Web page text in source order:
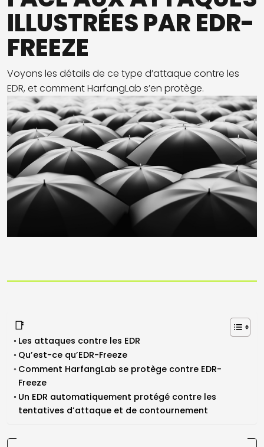
ILLUSTRÉES PAR EDR-
FREEZE
Voyons les détails de ce type d’attaque contre les
EDR, et comment HarfangLab s’en protège.
📑
Les attaques contre les EDR
Qu’est-ce qu’EDR-Freeze
Comment HarfangLab se protège contre EDR-
Freeze
Un EDR automatiquement protégé contre les
tentatives d’attaque et de contournement